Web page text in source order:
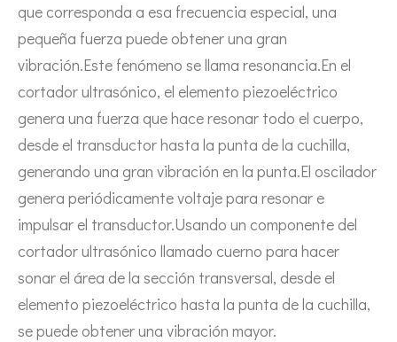
El sistema de recubrimiento de pulverización ultrasónica es una
que corresponda a esa frecuencia especial, una
pequeña fuerza puede obtener una gran
vibración.Este fenómeno se llama resonancia.En el
cortador ultrasónico, el elemento piezoeléctrico
genera una fuerza que hace resonar todo el cuerpo,
desde el transductor hasta la punta de la cuchilla,
generando una gran vibración en la punta.El oscilador
genera periódicamente voltaje para resonar e
impulsar el transductor.Usando un componente del
cortador ultrasónico llamado cuerno para hacer
sonar el área de la sección transversal, desde el
elemento piezoeléctrico hasta la punta de la cuchilla,
se puede obtener una vibración mayor.